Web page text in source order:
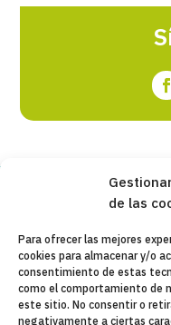
de las
Para ofrecer las mejores
cookies para almacenar y/o
consentimiento de estas
como el comportamiento de
este sitio. No consentir o
negativamente a ciertas
Copyleft